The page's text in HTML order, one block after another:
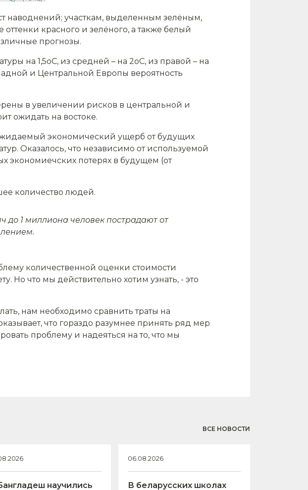
наводнений; участкам, выделенным зелёным,
красного и зелёного, а также белый
прогнозы.
на 1,5оС, из средней – на 2оС, из правой – на
и Центральной Европы вероятность
в увеличении рисков в центральной и
ожидать на востоке.
экономический ущерб от будущих
Оказалось, что независимо от используемой
экономиечских потерях в будущем (от
количество людей.
до 1 миллиона человек пострадают от
количественной оценки стоимости
Но что мы действительно хотим узнать, - это
нам необходимо сравнить траты на
что гораздо разумнее принять ряд мер
проблему и надеяться на то, что мы
ВСЕ НОВОСТИ
научились
06.08.2026
В беларусских школах